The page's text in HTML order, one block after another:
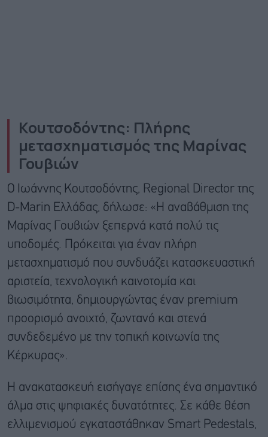
Κουτσοδόντης: Πλήρης
μετασχηματισμός της Μαρίνας
Γουβιών
Ο Ιωάννης Κουτσοδόντης, Regional Director της
D-Marin Ελλάδας, δήλωσε: «Η αναβάθμιση της
Μαρίνας Γουβιών ξεπερνά κατά πολύ τις
υποδομές. Πρόκειται για έναν πλήρη
μετασχηματισμό που συνδυάζει κατασκευαστική
αριστεία, τεχνολογική καινοτομία και
βιωσιμότητα, δημιουργώντας έναν premium
προορισμό ανοιχτό, ζωντανό και στενά
συνδεδεμένο με την τοπική κοινωνία της
Κέρκυρας».
Η ανακατασκευή εισήγαγε επίσης ένα σημαντικό
άλμα στις ψηφιακές δυνατότητες. Σε κάθε θέση
ελλιμενισμού εγκαταστάθηκαν Smart Pedestals,